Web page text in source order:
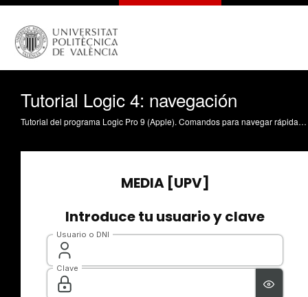
Tutorial Logic 4: navegación
Tutorial del programa Logic Pro 9 (Apple). Comandos para navegar rápidamente en la sesión (introducción) Payri Lambert, BG. (2011). Tutorial Logic 4: navegación. Universitat Politècnica de València. https://riunet.upv.es/handle/10251/10832